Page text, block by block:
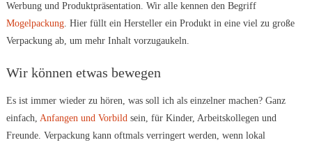
Werbung und Produktpräsentation. Wir alle kennen den Begriff
Mogelpackung. Hier füllt ein Hersteller ein Produkt in eine viel zu große
Verpackung ab, um mehr Inhalt vorzugaukeln.
Wir können etwas bewegen
Es ist immer wieder zu hören, was soll ich als einzelner machen? Ganz
einfach, Anfangen und Vorbildsein, für Kinder, Arbeitskollegen und
Freunde. Verpackung kann oftmals verringert werden, wenn lokal